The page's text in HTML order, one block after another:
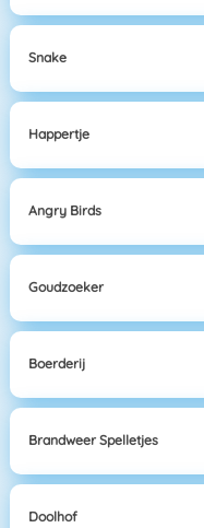
Snake
Happertje
Angry Birds
Goudzoeker
Boerderij
Brandweer Spelletjes
Doolhof